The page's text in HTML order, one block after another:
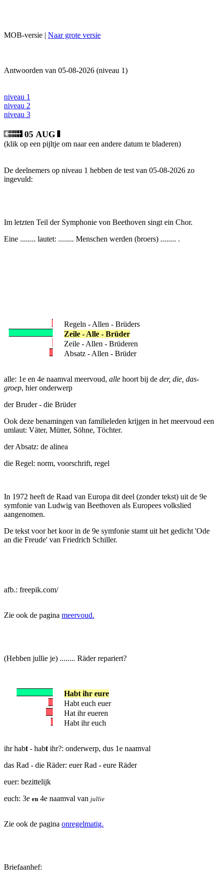
MOB-versie | Naar grote versie
Antwoorden van 05-08-2026 (niveau 1)
niveau 1
niveau 2
niveau 3
05 AUG
(klik op een pijltje om naar een andere datum te bladeren)
De deelnemers op niveau 1 hebben de test van 05-08-2026 zo
ingevuld:
Im letzten Teil der Symphonie von Beethoven singt ein Chor.
Eine ........ lautet: ........ Menschen werden (broers) ........ .
Regeln - Allen - Brüders
Zeile - Alle - Brüder
Zeile - Allen - Brüderen
Absatz - Allen - Brüder
alle: 1e en 4e naamval meervoud, alle hoort bij de der, die, das-
groep, hier onderwerp
der Bruder - die Brüder
Ook deze benamingen van familieleden krijgen in het meervoud een
umlaut: Väter, Mütter, Söhne, Töchter.
der Absatz: de alinea
die Regel: norm, voorschrift, regel
In 1972 heeft de Raad van Europa dit deel (zonder tekst) uit de 9e
symfonie van Ludwig van Beethoven als Europees volkslied
aangenomen.
De tekst voor het koor in de 9e symfonie stamt uit het gedicht 'Ode
an die Freude' van Friedrich Schiller.
afb.: freepik.com/
Zie ook de pagina meervoud.
(Hebben jullie je) ........ Räder repariert?
Habt ihr eure
Habt euch euer
Hat ihr eueren
Habt ihr euch
ihr habt - habt ihr?: onderwerp, dus 1e naamval
das Rad - die Räder: euer Rad - eure Räder
euer: bezittelijk
euch: 3e en 4e naamval van jullie
Zie ook de pagina onregelmatig.
Briefaanhef: